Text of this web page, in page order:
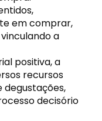
em comprar,
a
positiva, a
recursos
degustações,
decisório